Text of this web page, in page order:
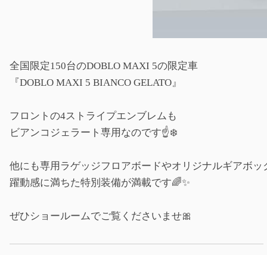
全国限定150台のDOBLO MAXI 5の限定車
『DOBLO MAXI 5 BIANCO GELATO』
フロントの4ストライプエンブレムも
ビアンコジェラート専用なのです☝️❄️
他にも専用ラゲッジフロアボードやオリジナルギアボッ
躍動感に満ちた特別装備が満載です🌈✨
ぜひショールームでご覧くださいませ🎀